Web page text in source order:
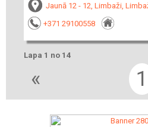
Jaunā 12 - 12, Limbaži,
+371 29100558
Lapa 1 no 14
« 1